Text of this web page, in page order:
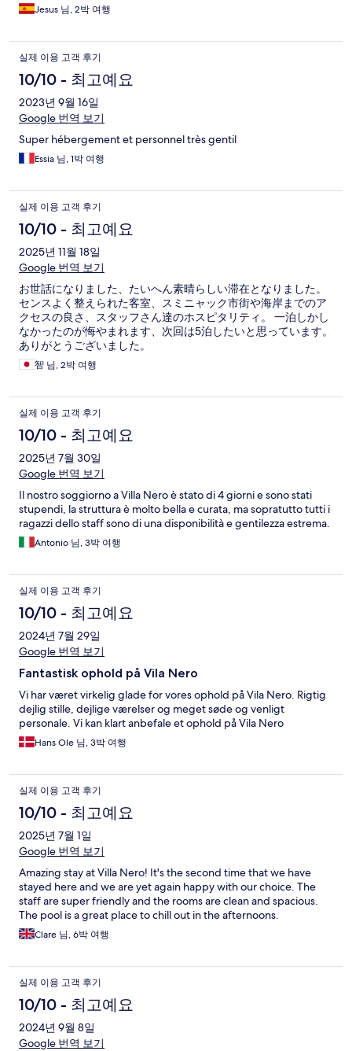
Jesus 님, 2박 여행
실제 이용 고객 후기
10/10 - 최고예요
2023년 9월 16일
Google 번역 보기
Super hébergement et personnel très gentil
Essia 님, 1박 여행
실제 이용 고객 후기
10/10 - 최고예요
2025년 11월 18일
Google 번역 보기
お世話になりました、たいへん素晴らしい滞在となりました。
センスよく整えられた客室、スミニャック市街や海岸までのア
クセスの良さ、スタッフさん達のホスピタリティ。 一泊しかし
なかったのが悔やまれます、次回は5泊したいと思っています。
ありがとうございました。
智 님, 2박 여행
실제 이용 고객 후기
10/10 - 최고예요
2025년 7월 30일
Google 번역 보기
Il nostro soggiorno a Villa Nero è stato di 4 giorni e sono stati
stupendi, la struttura è molto bella e curata, ma sopratutto tutti i
ragazzi dello staff sono di una disponibilità e gentilezza estrema.
Antonio 님, 3박 여행
실제 이용 고객 후기
10/10 - 최고예요
2024년 7월 29일
Google 번역 보기
Fantastisk ophold på Vila Nero
Vi har været virkelig glade for vores ophold på Vila Nero. Rigtig
dejlig stille, dejlige værelser og meget søde og venligt
personale. Vi kan klart anbefale et ophold på Vila Nero
Hans Ole 님, 3박 여행
실제 이용 고객 후기
10/10 - 최고예요
2025년 7월 1일
Google 번역 보기
Amazing stay at Villa Nero! It's the second time that we have
stayed here and we are yet again happy with our choice. The
staff are super friendly and the rooms are clean and spacious.
The pool is a great place to chill out in the afternoons.
Clare 님, 6박 여행
실제 이용 고객 후기
10/10 - 최고예요
2024년 9월 8일
Google 번역 보기